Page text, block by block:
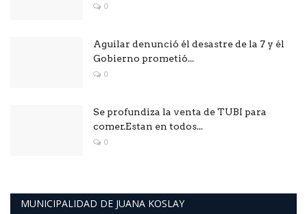
0
Aguilar denunció él desastre de la 7 y él
Gobierno prometió...
0
Se profundiza la venta de TUBI para
comer.Estan en todos...
0
MUNICIPALIDAD DE JUANA KOSLAY